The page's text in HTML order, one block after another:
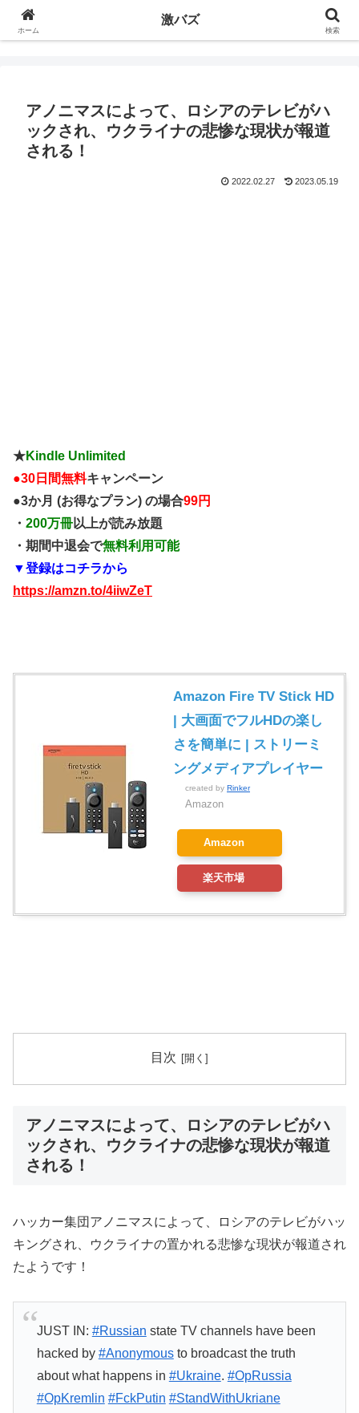
アノニマスによって、ロシアのテレビがハ
ックされ、ウクライナの悲惨な現状が報道
される！
2022.02.27 2023.05.19
★Kindle Unlimited
●30日間無料キャンペーン
●3か月 (お得なプラン) の場合99円
・ 200万冊以上が読み放題
・期間中退会で無料利用可能
▼登録はコチラから
https://amzn.to/4iiwZeT
Amazon Fire TV Stick HD
| 大画面でフルHDの楽し
さを簡単に | ストリーミ
ングメディアプレイヤー
created by Rinker
Amazon
Amazon
楽天市場
目次
アノニマスによって、ロシアのテレビがハ
ックされ、ウクライナの悲惨な現状が報道
される！
ハッカー集団アノニマスによって、ロシアのテレビがハッ
キングされ、ウクライナの置かれる悲惨な現状が報道され
たようです！
JUST IN: #Russian state TV channels have been
hacked by #Anonymousto broadcast the truth
about what happens in #Ukraine. #OpRussia
#OpKremlin #FckPutin #StandWithUkriane
ホーム
激バズ
検索